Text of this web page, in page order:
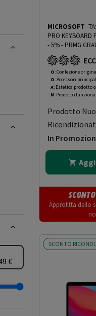
MICROSOFT
PRO KEYBOARD PEN - PRMG
- 5%- PRMG
O: Confezione
O: Accessori
A: Estetica prodotto
N: Prodotto
Prodotto
In
Approfitta dello
SCONTO